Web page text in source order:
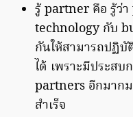
รู้ partner คือ รู้ว่
technology กับ
กันให้สามารถปฏิบั
ได้ เพราะมีประส
partners อีกมาก
สำเร็จ